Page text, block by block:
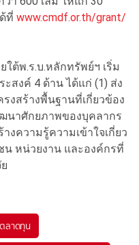
ที่ www.cmdf.or.th/grant/
ต้พ.ร.บ.หลักทรัพย์ฯ เริ่ม
สงค์ 4 ด้าน ได้แก่ (1) ส่ง
งสร้างพื้นฐานที่เกี่ยวข้อง
นาศักยภาพของบุคลากร
งความรู้ความเข้าใจเกี่ยว
หน่วยงาน และองค์กรที่
ลาดทุน